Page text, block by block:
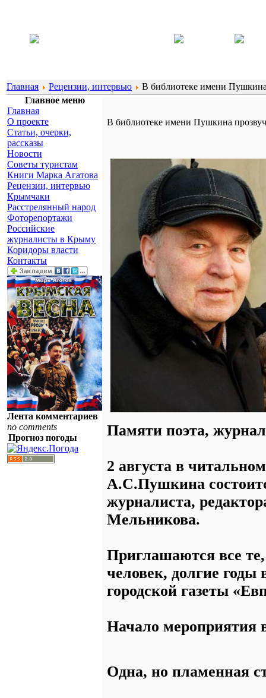
Главная Рецензии, интервью
В библиотеке имени
Главное меню
Главная
О проекте
Статьи, очерки,
рассказы
Новости
Советы туристам
Книги Марка Агатова
Рецензии, интервью
Крымчаки
Расстрелянный народ
Фоторепортажи
Российские
журналисты в Крыму
Коридоры власти
Контакты
Лента комментариев
no comments
Прогноз погоды
В библиотеке имени Пушкина
Памяти поэта,
2 августа в
А.С.Пушкина
журналиста,
Мельникова.
Приглашаются все
человек, долгие
городской газеты
Начало мероприятия
Одна, но пламенная